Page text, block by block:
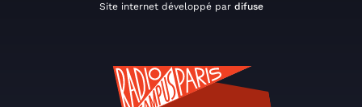
Site internet développé par difuse